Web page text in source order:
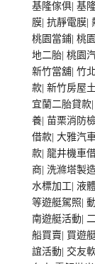
基隆傢俱 |基
膜 |抗靜電膜 |
桃園當鋪 |桃
地二胎 |桃園
新竹當舖 |竹
款 |新竹房屋
宜蘭二胎貸款
養 |苗栗消防
借款 |大雅汽
款 |龍井機車
商 洗滌塔製
水標加工 |液
等遊艇駕照 |
南遊艇活動 |
船買賣 買遊
誼活動 交友